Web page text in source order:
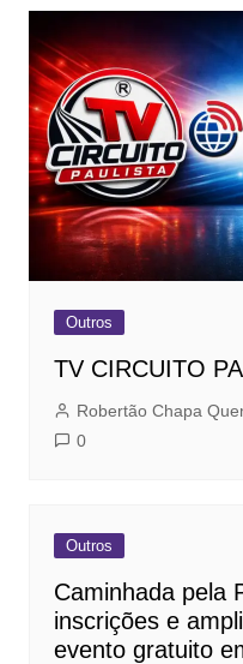
Outros
TV CIRCUITO
Robertão Chapa
0
Outros
Caminhada pela
inscrições e
evento gratuito